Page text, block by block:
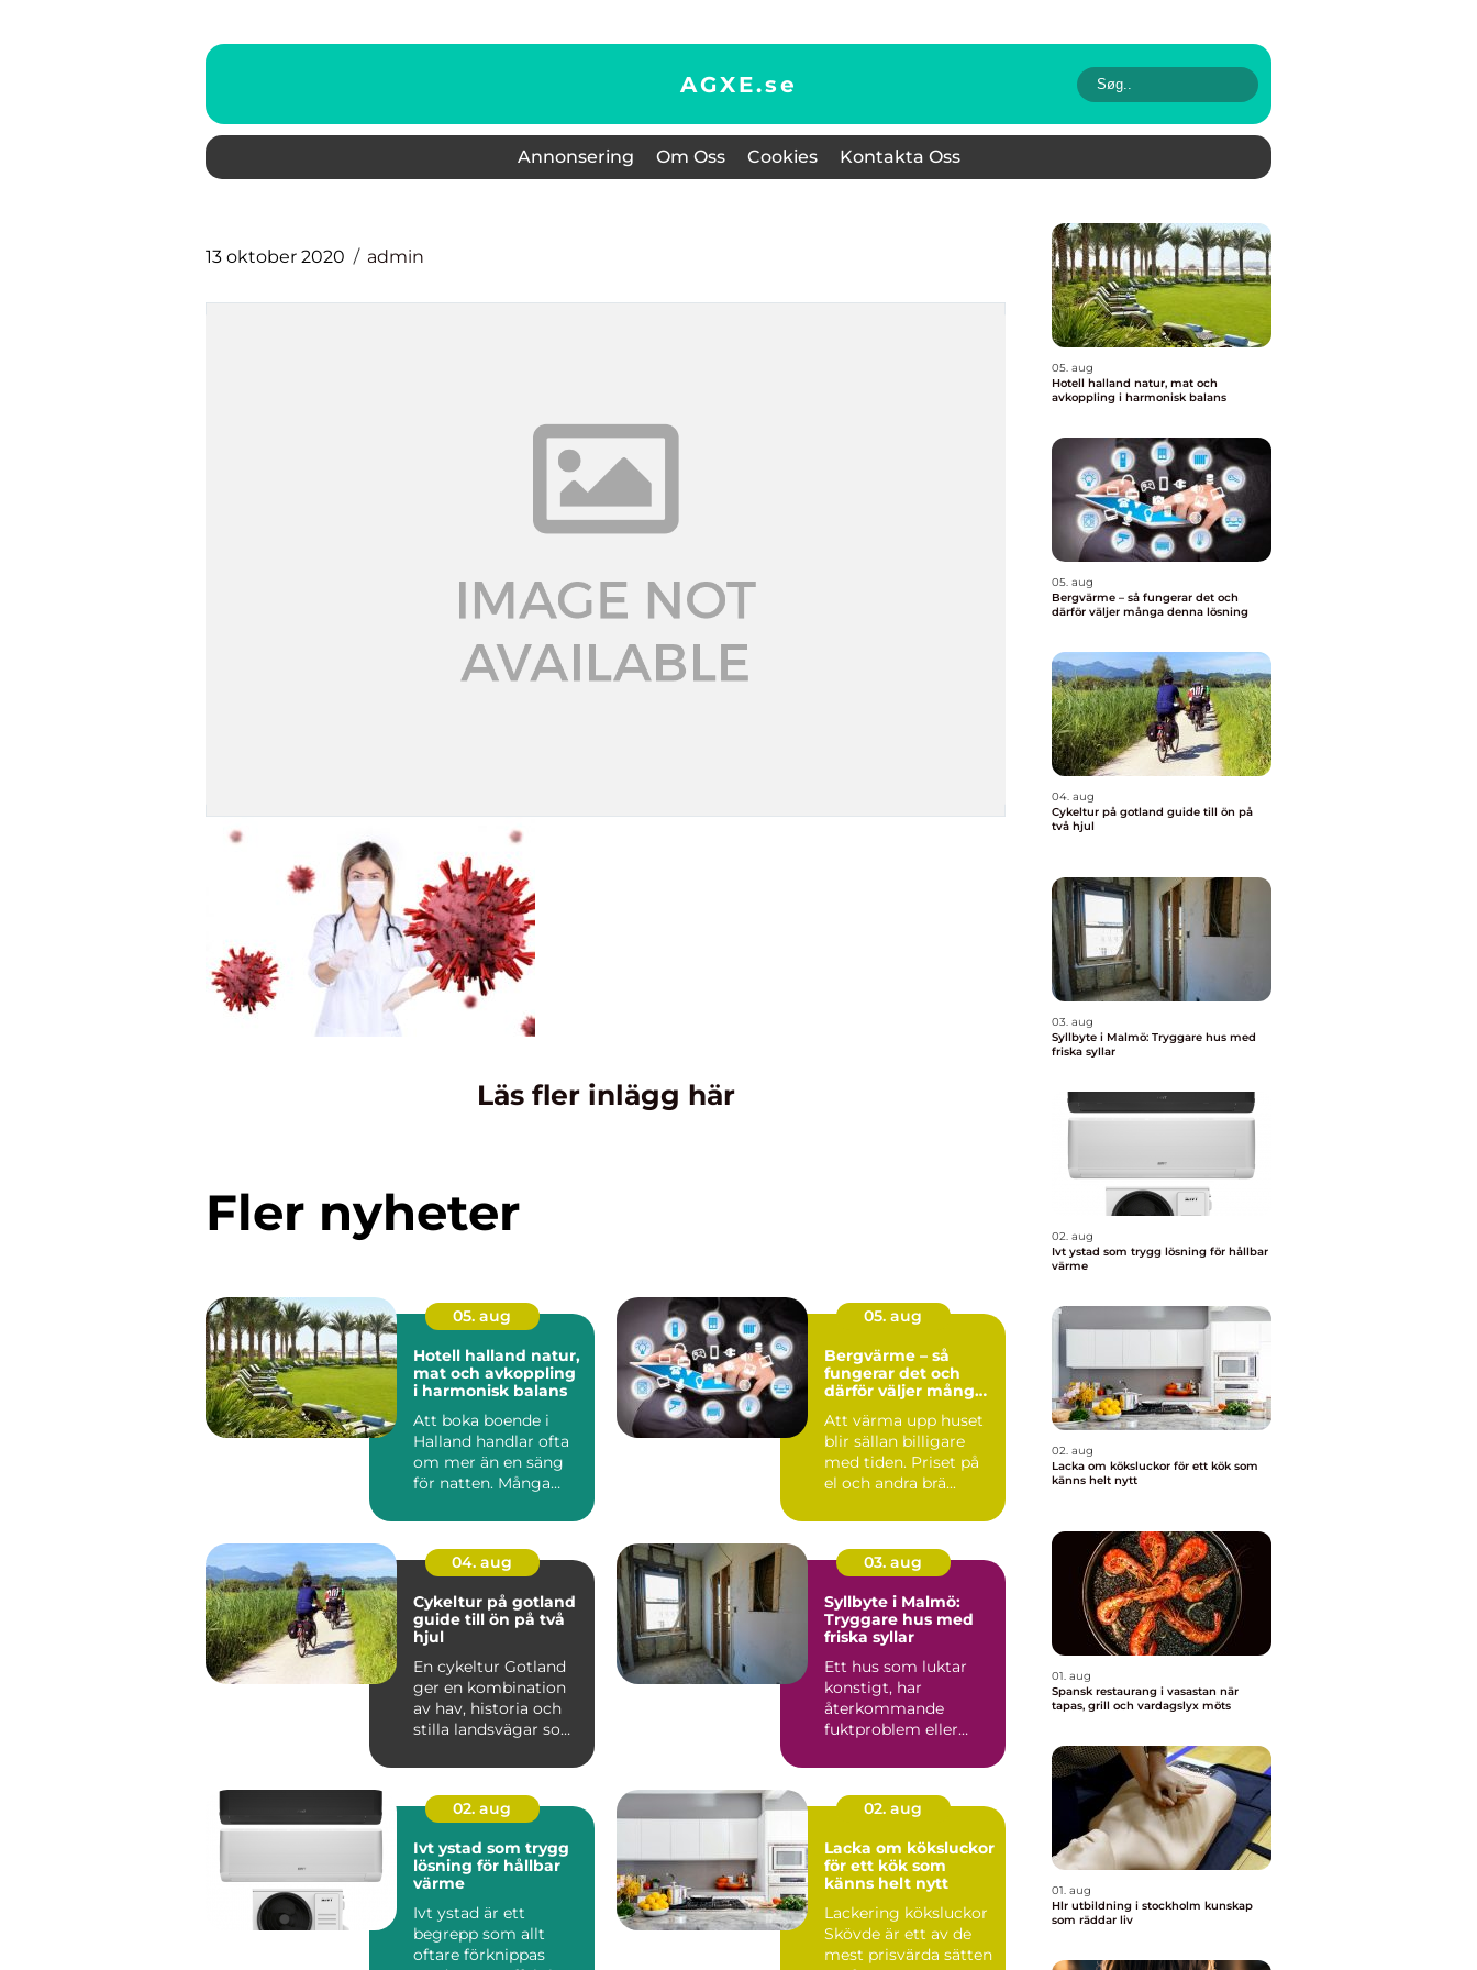
AGXE.se
Annonsering Om Oss Cookies Kontakta Oss
13 oktober 2020 admin
Läs fler inlägg här
Fler nyheter
05. aug
Hotell halland natur,
mat och avkoppling
i harmonisk balans
Att boka boende i
Halland handlar ofta
om mer än en säng
för natten. Många
n...
05. aug
Bergvärme – så
fungerar det och
därför väljer många
Att värma upp huset
blir sällan billigare
med tiden. Priset på
el och andra brä...
04. aug
Cykeltur på gotland
guide till ön på två
hjul
En cykeltur Gotland
ger en kombination
av hav, historia och
stilla landsvägar som
03. aug
Syllbyte i Malmö:
Tryggare hus med
friska syllar
Ett hus som luktar
konstigt, har
återkommande
fuktproblem eller
inomhusbesvär kan...
02. aug
Ivt ystad som trygg
lösning för hållbar
värme
Ivt ystad är ett
begrepp som allt
oftare förknippas
02. aug
Lacka om köksluckor
för ett kök som
känns helt nytt
Lackering köksluckor
Skövde är ett av de
mest prisvärda sätten
05. aug
Hotell halland natur, mat och
avkoppling i harmonisk balans
05. aug
Bergvärme – så fungerar det och
därför väljer många denna lösning
04. aug
Cykeltur på gotland guide till ön på
två hjul
03. aug
Syllbyte i Malmö: Tryggare hus med
friska syllar
02. aug
Ivt ystad som trygg lösning för hållbar
värme
02. aug
Lacka om köksluckor för ett kök som
känns helt nytt
01. aug
Spansk restaurang i vasastan när
tapas, grill och vardagslyx möts
01. aug
Hlr utbildning i stockholm kunskap
som räddar liv